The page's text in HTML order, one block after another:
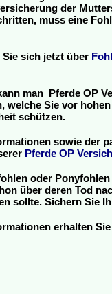
der
muss eine
Sie sich jetzt über
man Pferde OP
welche Sie vor
schützen.
sowie der
Pferde OP
oder
über deren Tod
sollte. Sichern Sie
erhalten